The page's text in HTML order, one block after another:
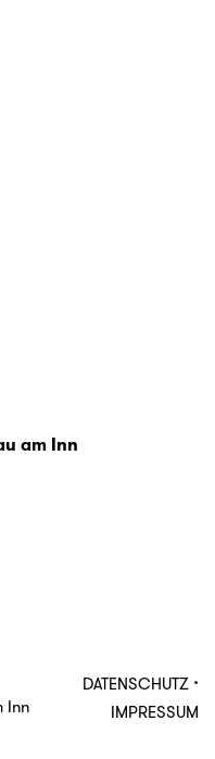
am Inn
DATENSCHUTZ·
IMPRESSUM
Inn